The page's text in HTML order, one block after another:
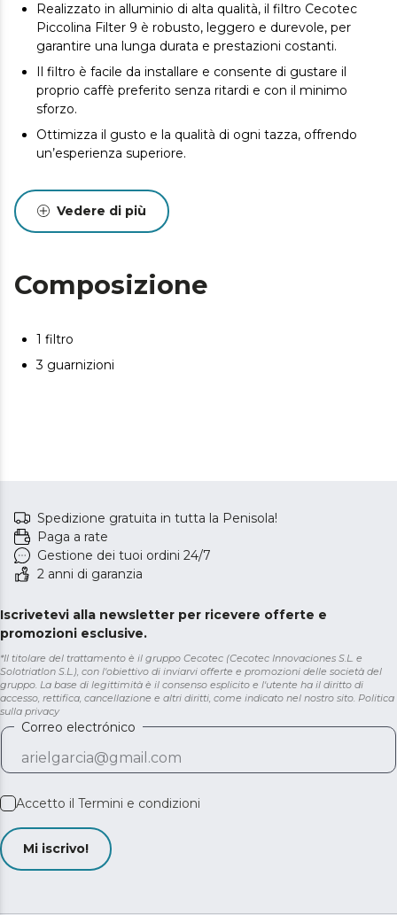
Realizzato in alluminio di alta qualità, il filtro Cecotec
Piccolina Filter 9 è robusto, leggero e durevole, per
garantire una lunga durata e prestazioni costanti.
Il filtro è facile da installare e consente di gustare il
proprio caffè preferito senza ritardi e con il minimo
sforzo.
Ottimizza il gusto e la qualità di ogni tazza, offrendo
un’esperienza superiore.
Vedere di più
Composizione
1 filtro
3 guarnizioni
Spedizione gratuita in tutta la Penisola!
Paga a rate
Gestione dei tuoi ordini 24/7
2 anni di garanzia
Iscrivetevi alla newsletter per ricevere offerte e
promozioni esclusive.
*Il titolare del trattamento è il gruppo Cecotec (Cecotec Innovaciones S.L. e
Solotriatlon S.L.), con l'obiettivo di inviarvi offerte e promozioni delle società del
gruppo. La base di legittimità è il consenso esplicito e l'utente ha il diritto di
accesso, rettifica, cancellazione e altri diritti, come indicato nel nostro sito. Politica
sulla privacy
Correo electrónico
Accetto il Termini e condizioni
Mi iscrivo!